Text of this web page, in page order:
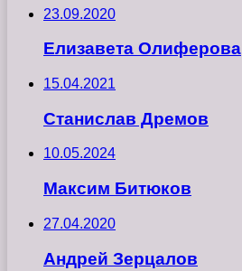
23.09.2020
Елизавета Олиферова
15.04.2021
Станислав Дремов
10.05.2024
Максим Битюков
27.04.2020
Андрей Зерцалов